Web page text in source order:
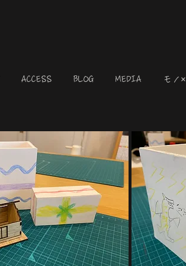
ACCESS BLOG MEDIA モノ